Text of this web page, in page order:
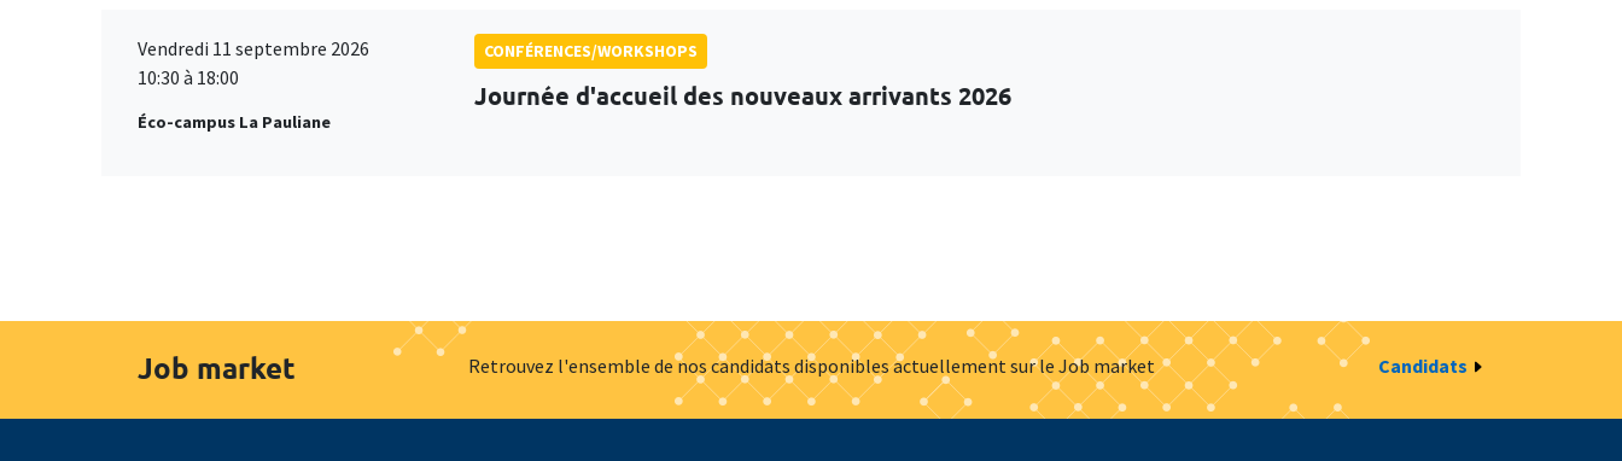
Vendredi 11 septembre 2026
10:30 à 18:00
Éco-campus La Pauliane
CONFÉRENCES/WORKSHOPS
Journée d'accueil des nouveaux arrivants 2026
Job market Retrouvez l'ensemble de nos candidats disponibles actuellement sur le Job market Candidats